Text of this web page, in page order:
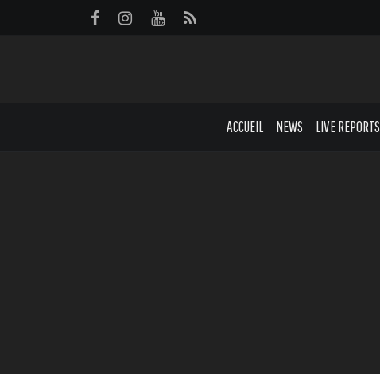
ACCUEIL NEWS LIVE REPORTS
Panneau de gestion des cookies